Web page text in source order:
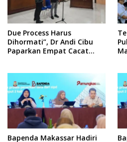
Due Process Harus
Dihormati”, Dr Andi Cibu
Paparkan Empat Cacat
Bapenda Makassar Hadiri